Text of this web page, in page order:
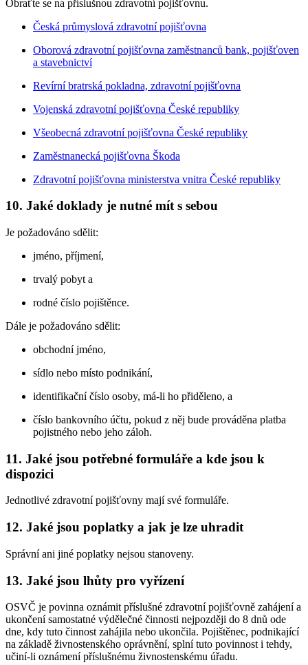
Obraťte se na příslušnou zdravotní pojišťovnu.
Česká průmyslová zdravotní pojišťovna
Oborová zdravotní pojišťovna zaměstnanců bank, pojišťoven
a stavebnictví
Revírní bratrská pokladna, zdravotní pojišťovna
Vojenská zdravotní pojišťovna České republiky
Všeobecná zdravotní pojišťovna České republiky
Zaměstnanecká pojišťovna Škoda
Zdravotní pojišťovna ministerstva vnitra České republiky
10. Jaké doklady je nutné mít s sebou
Je požadováno sdělit:
jméno, příjmení,
trvalý pobyt a
rodné číslo pojištěnce.
Dále je požadováno sdělit:
obchodní jméno,
sídlo nebo místo podnikání,
identifikační číslo osoby, má-li ho přiděleno, a
číslo bankovního účtu, pokud z něj bude prováděna platba
pojistného nebo jeho záloh.
11. Jaké jsou potřebné formuláře a kde jsou k
dispozici
Jednotlivé zdravotní pojišťovny mají své formuláře.
12. Jaké jsou poplatky a jak je lze uhradit
Správní ani jiné poplatky nejsou stanoveny.
13. Jaké jsou lhůty pro vyřízení
OSVČ je povinna oznámit příslušné zdravotní pojišťovně zahájení a
ukončení samostatné výdělečné činnosti nejpozději do 8 dnů ode
dne, kdy tuto činnost zahájila nebo ukončila. Pojištěnec, podnikající
na základě živnostenského oprávnění, splní tuto povinnost i tehdy,
učiní-li oznámení příslušnému živnostenskému úřadu.